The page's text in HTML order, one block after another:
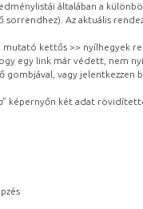
általában a
sorrendhez). Az aktuális
kettős >> nyílhegyek
egy link már védett, nem
gombjával, vagy
” képernyőn két adat